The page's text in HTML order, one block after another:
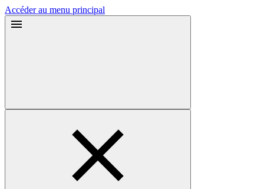
Accéder au menu principal